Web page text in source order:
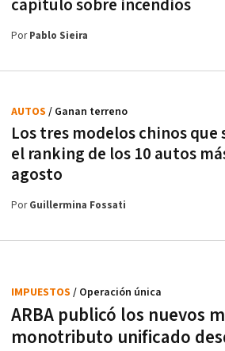
capítulo sobre incendios
PorPablo Sieira
Los tres modelos chinos que
el ranking de los 10 autos
agosto
AUTOS / Ganan terreno
PorGuillermina Fossati
ARBA publicó los nuevos
monotributo unificado
IMPUESTOS / Operación única